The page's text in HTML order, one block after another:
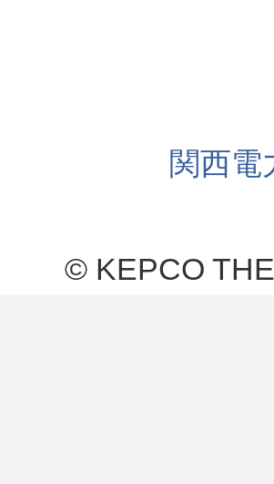
関西
© KEPCO